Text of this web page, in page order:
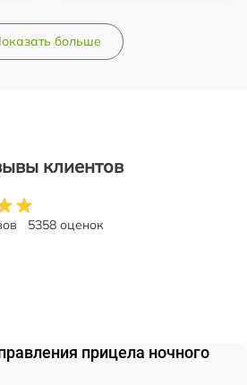
больше
клиентов
5358 оценок
прицела ночного